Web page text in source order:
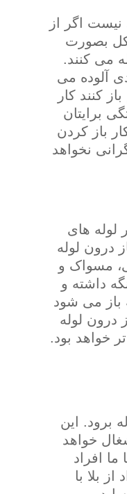
اگر از
بصورت
می کنند.
آلوده می
کنند کار
برایتان
باز کردن
نخواهد
های
درون لوله
مسواک و
داشته و
باز می شود
لوله
خواهد بود.
برود. این
خواهد
افراد
بلا با